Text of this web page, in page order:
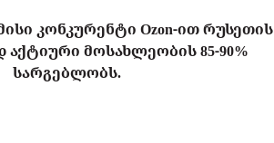
კონკურენტი Ozon-ით რუსეთის
მოსახლეობის 85-90%
სარგებლობს.